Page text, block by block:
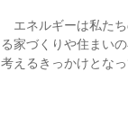
エネルギーは私たち
る家づくりや住まい
考えるきっかけとなっ